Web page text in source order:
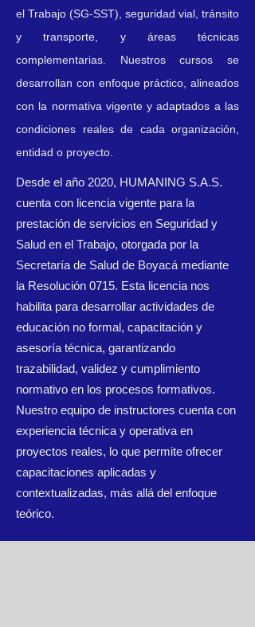
el Trabajo (SG-SST), seguridad vial, tránsito
y transporte, y áreas técnicas
complementarias. Nuestros cursos se
desarrollan con enfoque práctico, alineados
con la normativa vigente y adaptados a las
condiciones reales de cada organización,
entidad o proyecto.
Desde el año 2020, HUMANING S.A.S.
cuenta con licencia vigente para la
prestación de servicios en Seguridad y
Salud en el Trabajo, otorgada por la
Secretaría de Salud de Boyacá mediante
la Resolución 0715. Esta licencia nos
habilita para desarrollar actividades de
educación no formal, capacitación y
asesoría técnica, garantizando
trazabilidad, validez y cumplimiento
normativo en los procesos formativos.
Nuestro equipo de instructores cuenta con
experiencia técnica y operativa en
proyectos reales, lo que permite ofrecer
capacitaciones aplicadas y
contextualizadas, más allá del enfoque
teórico.